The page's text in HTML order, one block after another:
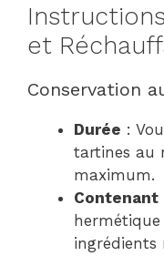
et
Conservation
Durée :
tartines au
maximum.
Contenant
ingrédients